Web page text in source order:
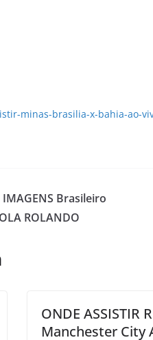
minas-brasilia-x-bahia-ao-
IMAGENS Brasileiro
ROLANDO
ONDE ASSISTIR
Manchester City